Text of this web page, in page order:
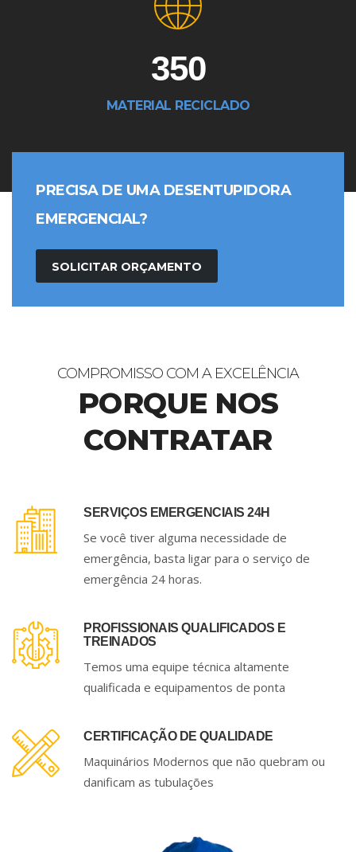
350
MATERIAL RECICLADO
PRECISA DE UMA DESENTUPIDORA
EMERGENCIAL?
SOLICITAR ORÇAMENTO
COMPROMISSO COM A EXCELÊNCIA
PORQUE NOS
CONTRATAR
SERVIÇOS EMERGENCIAIS 24H
Se você tiver alguma necessidade de
emergência, basta ligar para o serviço de
emergência 24 horas.
PROFISSIONAIS QUALIFICADOS E
TREINADOS
Temos uma equipe técnica altamente
qualificada e equipamentos de ponta
CERTIFICAÇÃO DE QUALIDADE
Maquinários Modernos que não quebram ou
danificam as tubulações